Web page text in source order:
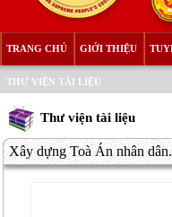
TRANG CHỦ GIỚI THIỆU
THƯ VIỆN TÀI LIỆU
Thư viện tài liệu
Xây dựng Toà Án nhân